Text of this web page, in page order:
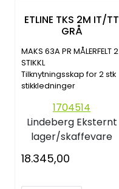
ETLINE TKS 2M IT/TT
GRÅ
MAKS 63A PR MÅLERFELT 2
STIKKL
Tilknytningsskap for 2 stk
stikkledninger
1704514
Lindeberg Eksternt
lager/skaffevare
18.345,00